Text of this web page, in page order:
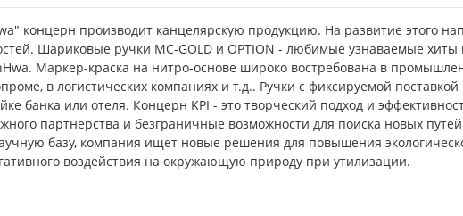
концерн производит канцелярскую продукцию. На развитие этого
Шариковые ручки MC-GOLD и OPTION - любимые узнаваемые
Маркер-краска на нитро-основе широко востребована в
в логистических компаниях и т.д.. Ручки с фиксируемой
банка или отеля. Концерн KPI - это творческий подход и
партнерства и безграничные возможности для поиска новых
базу, компания ищет новые решения для повышения
воздействия на окружающую природу при утилизации.